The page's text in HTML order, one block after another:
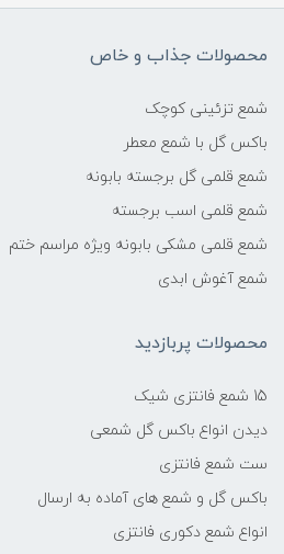
محصولات جذاب و خاص
شمع تزئینی کوچک
باکس گل با شمع معطر
شمع قلمی گل برجسته بابونه
شمع قلمی اسب برجسته
شمع قلمی مشکی بابونه ویژه مراسم ختم
شمع آغوش ابدی
محصولات پربازدید
15 شمع فانتزی شیک
دیدن انواع باکس گل شمعی
ست شمع فانتزی
باکس گل و شمع های آماده به ارسال
انواع شمع دکوری فانتزی